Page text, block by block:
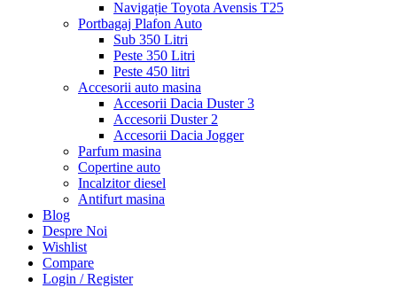
Navigație Toyota Avensis T25
Portbagaj Plafon Auto
Sub 350 Litri
Peste 350 Litri
Peste 450 litri
Accesorii auto masina
Accesorii Dacia Duster 3
Accesorii Duster 2
Accesorii Dacia Jogger
Parfum masina
Copertine auto
Incalzitor diesel
Antifurt masina
Blog
Despre Noi
Wishlist
Compare
Login / Register